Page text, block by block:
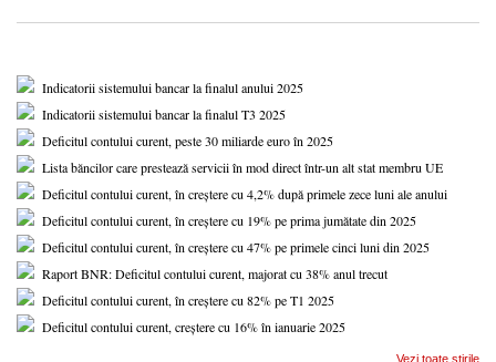
Indicatorii sistemului bancar la finalul anului 2025
Indicatorii sistemului bancar la finalul T3 2025
Deficitul contului curent, peste 30 miliarde euro în 2025
Lista băncilor care prestează servicii în mod direct într-un alt stat membru UE
Deficitul contului curent, în creștere cu 4,2% după primele zece luni ale anului
Deficitul contului curent, în creștere cu 19% pe prima jumătate din 2025
Deficitul contului curent, în creștere cu 47% pe primele cinci luni din 2025
Raport BNR: Deficitul contului curent, majorat cu 38% anul trecut
Deficitul contului curent, în creștere cu 82% pe T1 2025
Deficitul contului curent, creștere cu 16% în ianuarie 2025
Vezi toate stirile